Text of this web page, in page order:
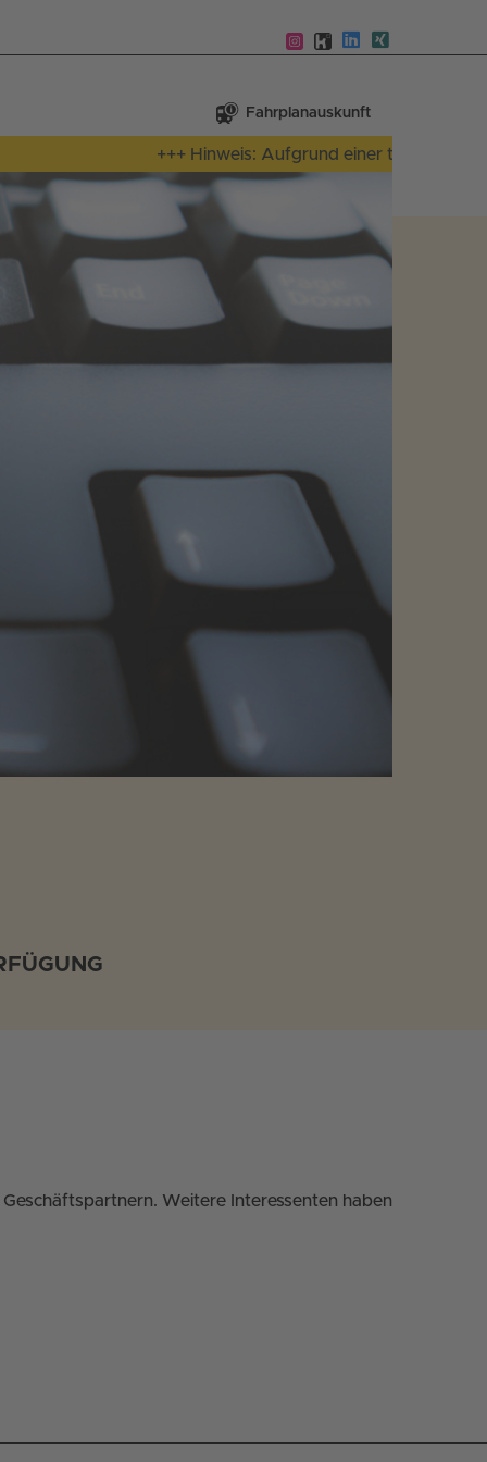
Fahrplanauskunft
+++ Hinweis: Aufgrund einer technischen
Weitere Interessenten haben